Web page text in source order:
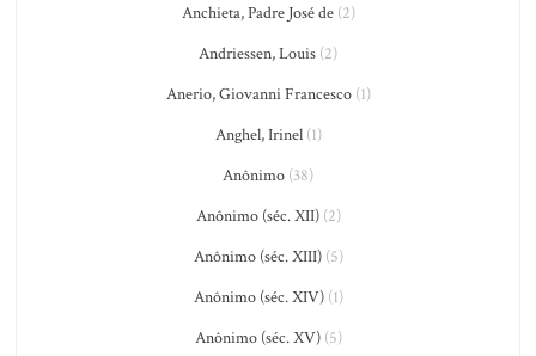
Anchieta, Padre José de(2)
Andriessen, Louis (2)
Anerio, Giovanni Francesco(1)
Anghel, Irinel(1)
Anônimo (38)
Anônimo (séc. XII)(2)
Anônimo (séc. XIII)(5)
Anônimo (séc. XIV)(1)
Anônimo (séc. XV)(5)